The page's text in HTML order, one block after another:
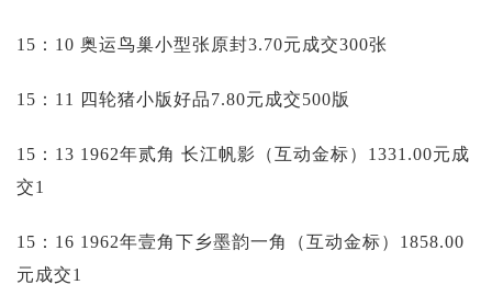
15：10 奥运鸟巢小型张原封3.70元成交300张
15：11 四轮猪小版好品7.80元成交500版
15：13 1962年贰角 长江帆影（互动金标）1331.00元成
交1
15：16 1962年壹角下乡墨韵一角（互动金标）1858.00
元成交1